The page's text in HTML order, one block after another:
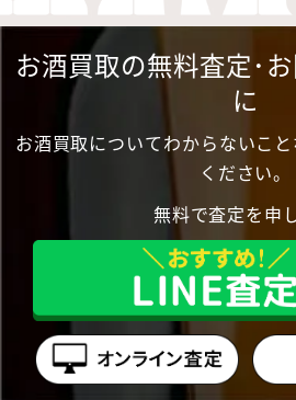
お酒買取の無料査定･
に
お酒買取についてわからないこ
ください。
無料で査定を申